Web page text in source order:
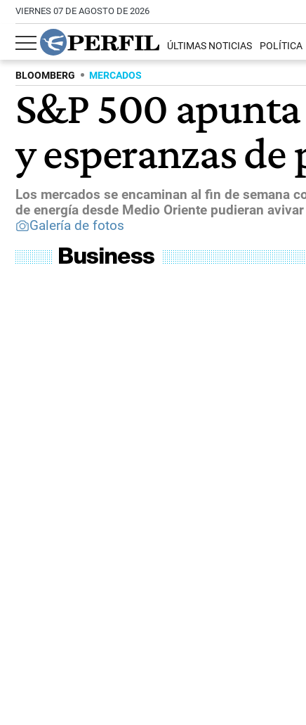
VIERNES 07 DE AGOSTO DE 2026
ÚLTIMAS NOTICIAS POLÍTICA
BLOOMBERG MERCADOS
S&P 500
y esperanzas de
Los mercados se encaminan al fin de semana
de energía desde Medio Oriente pudieran
Galería de fotos